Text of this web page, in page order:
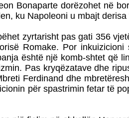
Bonaparte dorëzohet në
ku Napoleoni u mbajt
zyrtarisht pas gati 356
Romake. Por
është një komb-shtet që
Pas kryqëzatave dhe
Ferdinand dhe
për spastrimin fetar të